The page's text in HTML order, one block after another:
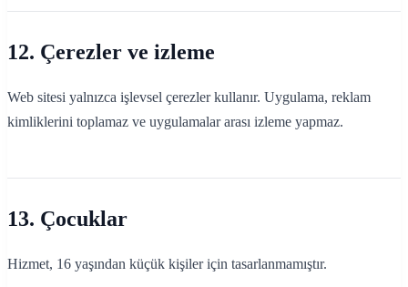
12. Çerezler ve izleme
Web sitesi yalnızca işlevsel çerezler kullanır. Uygulama, reklam
kimliklerini toplamaz ve uygulamalar arası izleme yapmaz.
13. Çocuklar
Hizmet, 16 yaşından küçük kişiler için tasarlanmamıştır.